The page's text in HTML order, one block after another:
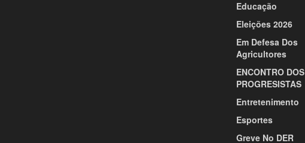
Educação
Eleições 2026
Em Defesa Dos
Agricultores
ENCONTRO DOS
PROGRESISTAS
Entretenimento
Esportes
Greve No DER